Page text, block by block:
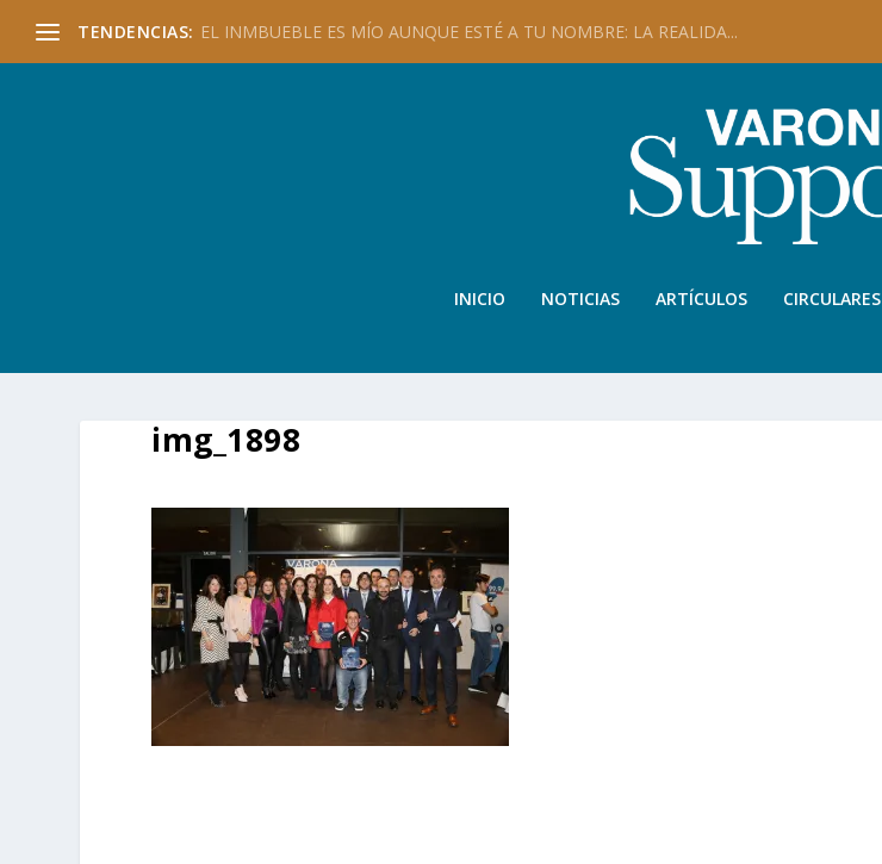
TENDENCIAS: EL INMBUEBLE ES MÍO AUNQUE ESTÉ A TU NOMBRE: LA REALIDA...
INICIO NOTICIAS ARTÍCULOS CIRCULARES
img_1898